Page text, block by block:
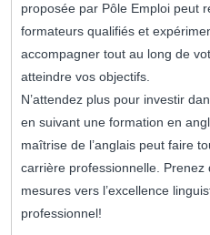
proposée par Pôle Emploi peut
formateurs qualifiés et
accompagner tout au long de
atteindre vos objectifs.
N’attendez plus pour investir
en suivant une formation en
maîtrise de l’anglais peut faire
carrière professionnelle. Prenez
mesures vers l’excellence
professionnel!